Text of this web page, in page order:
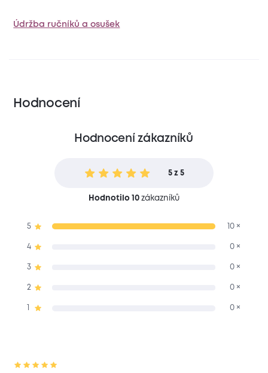
Údržba ručníků a osušek
Hodnocení
Hodnocení zákazníků
5 z 5
Hodnotilo 10zákazníků
5 10 ×
4 0 ×
3 0 ×
2 0 ×
0 ×